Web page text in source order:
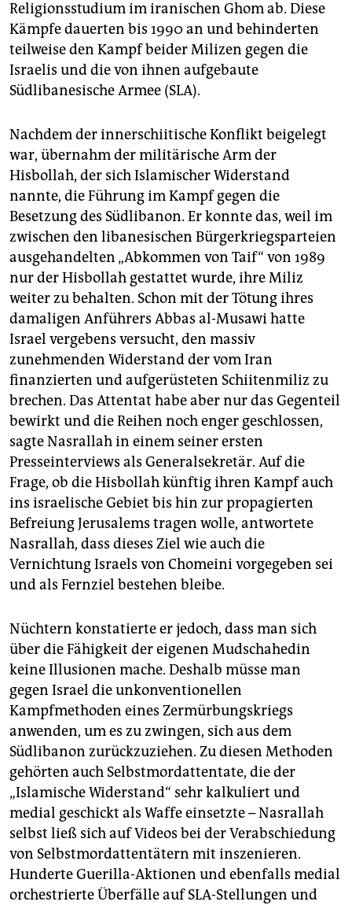
Religionsstudium im iranischen Ghom ab. Diese
Kämpfe dauerten bis 1990 an und behinderten
teilweise den Kampf beider Milizen gegen die
Israelis und die von ihnen aufgebaute
Südlibanesische Armee (SLA).
Nachdem der innerschiitische Konflikt beigelegt
war, übernahm der militärische Arm der
Hisbollah, der sich Islamischer Widerstand
nannte, die Führung im Kampf gegen die
Besetzung des Südlibanon. Er konnte das, weil im
zwischen den libanesischen Bürgerkriegsparteien
ausgehandelten „Abkommen von Taif“ von 1989
nur der Hisbollah gestattet wurde, ihre Miliz
weiter zu behalten. Schon mit der Tötung ihres
damaligen Anführers Abbas al-Musawi hatte
Israel vergebens versucht, den massiv
zunehmenden Widerstand der vom Iran
finanzierten und aufgerüsteten Schiitenmiliz zu
brechen. Das Attentat habe aber nur das Gegenteil
bewirkt und die Reihen noch enger geschlossen,
sagte Nasrallah in einem seiner ersten
Presseinterviews als Generalsekretär. Auf die
Frage, ob die Hisbollah künftig ihren Kampf auch
ins israelische Gebiet bis hin zur propagierten
Befreiung Jerusalems tragen wolle, antwortete
Nasrallah, dass dieses Ziel wie auch die
Vernichtung Israels von Chomeini vorgegeben sei
und als Fernziel bestehen bleibe.
Nüchtern konstatierte er jedoch, dass man sich
über die Fähigkeit der eigenen Mudschahedin
keine Illusionen mache. Deshalb müsse man
gegen Israel die unkonventionellen
Kampfmethoden eines Zermürbungskriegs
anwenden, um es zu zwingen, sich aus dem
Südlibanon zurückzuziehen. Zu diesen Methoden
gehörten auch Selbstmordattentate, die der
„Islamische Widerstand“ sehr kalkuliert und
medial geschickt als Waffe einsetzte – Nasrallah
selbst ließ sich auf Videos bei der Verabschiedung
von Selbstmordattentätern mit inszenieren.
Hunderte Guerilla-Aktionen und ebenfalls medial
orchestrierte Überfälle auf SLA-Stellungen und